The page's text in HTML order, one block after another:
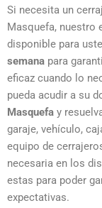
Si necesita un
Masquefa, nuestro
disponible para
semana para
eficaz cuando lo
pueda acudir a su
Masquefa y
garaje, vehículo,
equipo de
necesaria en los
estas para poder
expectativas.